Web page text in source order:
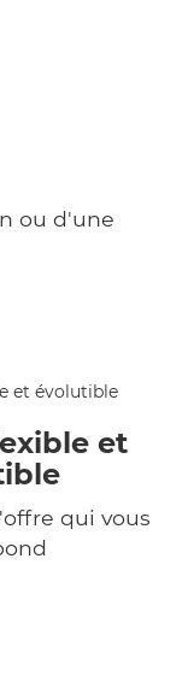
ou d'une
et
qui vous